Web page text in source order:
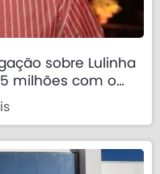
sobre Lulinha
milhões com o